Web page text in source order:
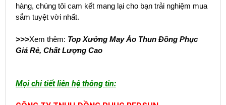
hàng, chúng tôi cam kết mang lại cho bạn trải nghiệm mua
sắm tuyệt vời nhất.
>>>Xem thêm: Top Xưởng May Áo Thun Đồng Phục
Giá Rẻ, Chất Lượng Cao
Mọi chi tiết liên hệ thông tin: